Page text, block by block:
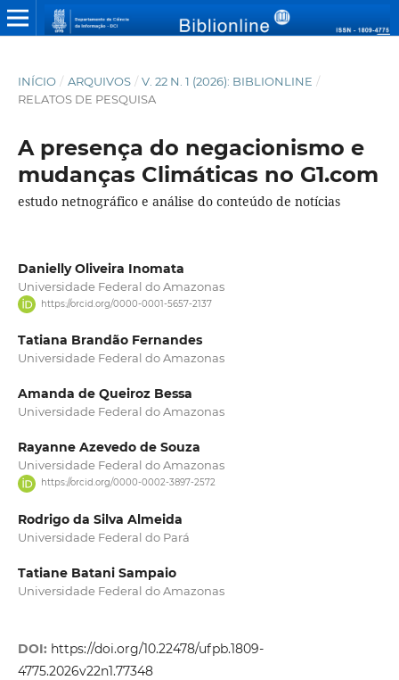
INÍCIO / ARQUIVOS / V. 22 N. 1 (2026): BIBLIONLINE /
RELATOS DE PESQUISA
A presença do negacionismo e
mudanças Climáticas no G1.com
estudo netnográfico e análise do conteúdo de notícias
Danielly Oliveira Inomata
Universidade Federal do Amazonas
https://orcid.org/0000-0001-5657-2137
Tatiana Brandão Fernandes
Universidade Federal do Amazonas
Amanda de Queiroz Bessa
Universidade Federal do Amazonas
Rayanne Azevedo de Souza
Universidade Federal do Amazonas
https://orcid.org/0000-0002-3897-2572
Rodrigo da Silva Almeida
Universidade Federal do Pará
Tatiane Batani Sampaio
Universidade Federal do Amazonas
DOI: https://doi.org/10.22478/ufpb.1809-
4775.2026v22n1.77348